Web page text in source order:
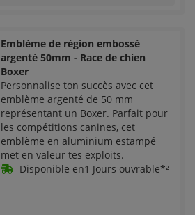
Emblème de région embossé
argenté 50mm - Race de chien
Boxer
Personnalise ton succès avec cet
emblème argenté de 50 mm
représentant un Boxer. Parfait pour
les compétitions canines, cet
emblème en aluminium estampé
met en valeur tes exploits.
Disponible en1 Jours ouvrable*²